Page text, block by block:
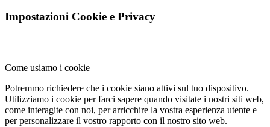
Impostazioni Cookie e Privacy
Come usiamo i cookie
Potremmo richiedere che i cookie siano attivi sul tuo dispositivo.
Utilizziamo i cookie per farci sapere quando visitate i nostri siti web,
come interagite con noi, per arricchire la vostra esperienza utente e
per personalizzare il vostro rapporto con il nostro sito web.